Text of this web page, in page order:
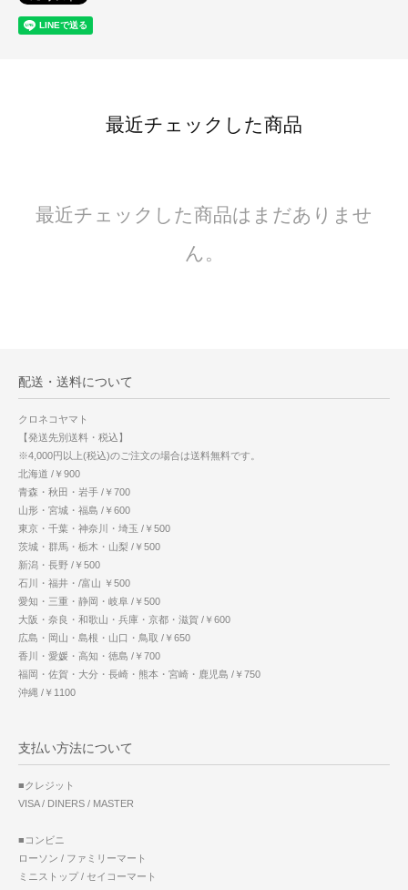
最近チェックした商品
最近チェックした商品はまだありませ
ん。
配送・送料について
クロネコヤマト
【発送先別送料・税込】
※4,000円以上(税込)のご注文の場合は送料無料です。
北海道 /￥900
青森・秋田・岩手 /￥700
山形・宮城・福島 /￥600
東京・千葉・神奈川・埼玉 /￥500
茨城・群馬・栃木・山梨 /￥500
新潟・長野 /￥500
石川・福井・/富山 ￥500
愛知・三重・静岡・岐阜 /￥500
大阪・奈良・和歌山・兵庫・京都・滋賀 /￥600
広島・岡山・島根・山口・鳥取 /￥650
香川・愛媛・高知・徳島 /￥700
福岡・佐賀・大分・長崎・熊本・宮崎・鹿児島 /￥750
沖縄 /￥1100
支払い方法について
■クレジット
VISA / DINERS / MASTER
■コンビニ
ローソン / ファミリーマート
ミニストップ / セイコーマート